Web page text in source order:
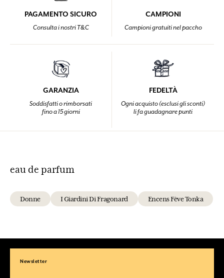
PAGAMENTO SICURO
Consulta i nostri T&C
CAMPIONI
Campioni gratuiti nel paccho
GARANZIA
Soddisfatti o rimborsati
fino a 15 giorni
FEDELTÀ
Ogni acquisto (esclusi gli sconti)
li fa guadagnare punti
eau de parfum
Donne I Giardini Di Fragonard Encens Fève Tonka
Newsletter